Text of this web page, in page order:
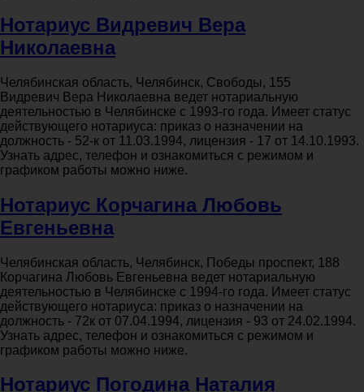
Нотариус Видревич Вера
Николаевна
Челябинская область, Челябинск, Свободы, 155
Видревич Вера Николаевна ведет нотариальную
деятельностью в Челябинске с 1993-го года. Имеет статус
действующего нотариуса: приказ о назначении на
должность - 52-к от 11.03.1994, лицензия - 17 от 14.10.1993.
Узнать адрес, телефон и ознакомиться с режимом и
графиком работы можно ниже.
Нотариус Корчагина Любовь
Евгеньевна
Челябинская область, Челябинск, Победы проспект, 188
Корчагина Любовь Евгеньевна ведет нотариальную
деятельностью в Челябинске с 1994-го года. Имеет статус
действующего нотариуса: приказ о назначении на
должность - 72к от 07.04.1994, лицензия - 93 от 24.02.1994.
Узнать адрес, телефон и ознакомиться с режимом и
графиком работы можно ниже.
Нотариус Погодина Наталия